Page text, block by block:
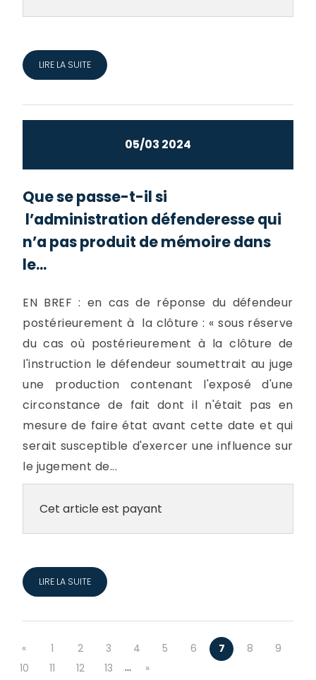
LIRE LA SUITE
05/03 2024
Que se passe-t-il si
l’administration défenderesse qui
n’a pas produit de mémoire dans
le...
EN BREF : en cas de réponse du défendeur
postérieurement à la clôture : « sous réserve
du cas où postérieurement à la clôture de
l'instruction le défendeur soumettrait au juge
une production contenant l'exposé d'une
circonstance de fait dont il n'était pas en
mesure de faire état avant cette date et qui
serait susceptible d'exercer une influence sur
le jugement de...
Cet article est payant
LIRE LA SUITE
« 1 2 3 4 5 6 7 8
9
10
11 12 13 … »